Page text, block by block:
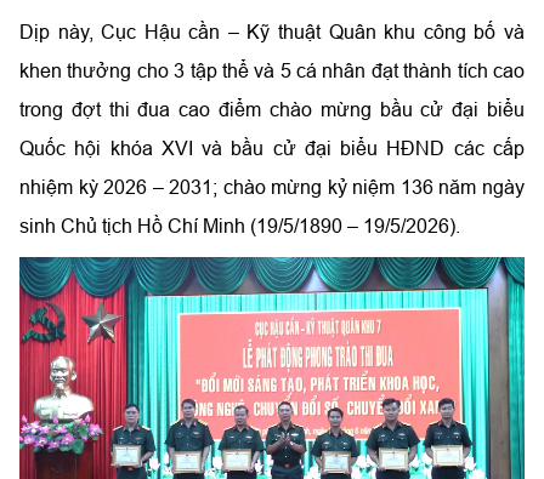
Dịp này, Cục Hậu cần – Kỹ thuật Quân khu công bố và
khen thưởng cho 3 tập thể và 5 cá nhân đạt thành tích cao
trong đợt thi đua cao điểm chào mừng bầu cử đại biểu
Quốc hội khóa XVI và bầu cử đại biểu HĐND các cấp
nhiệm kỳ 2026 – 2031; chào mừng kỷ niệm 136 năm ngày
sinh Chủ tịch Hồ Chí Minh (19/5/1890 – 19/5/2026).